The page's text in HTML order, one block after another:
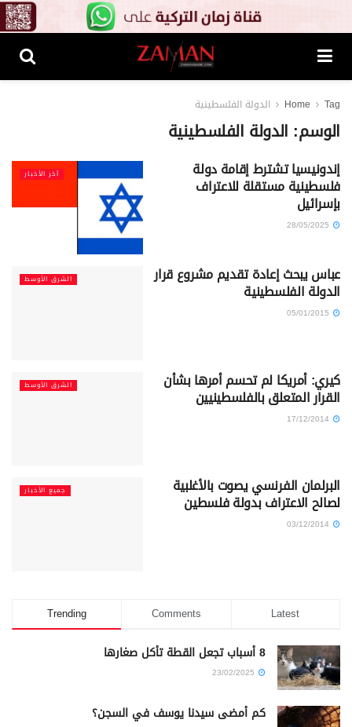
Home Tag الدولة الفلسطينية
الوسم: الدولة الفلسطينية
آخر الأخبار إندونيسيا تشترط إقامة دولة
فلسطينية مستقلة للاعتراف
بإسرائيل
الشرق الأوسط عباس يبحث إعادة تقديم مشروع قرار
الدولة الفلسطينية
الشرق الأوسط كيري: أمريكا لم تحسم أمرها بشأن
القرار المتعلق بالفلسطينيين
جميع الأخبار البرلمان الفرنسي يصوت بالأغلبية
لصالح الاعتراف بدولة فلسطين
Trending Comments Latest
8 أسباب تجعل القطة تأكل صغارها
كم أمضى سيدنا يوسف في السجن؟